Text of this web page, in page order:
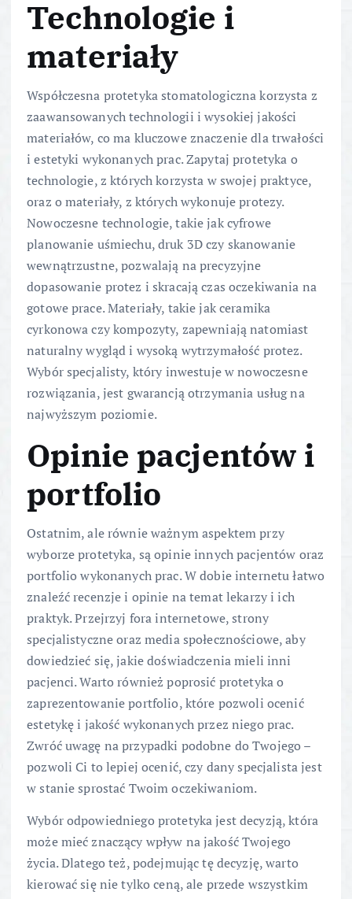
Technologie i
materiały
Współczesna protetyka stomatologiczna korzysta z
zaawansowanych technologii i wysokiej jakości
materiałów, co ma kluczowe znaczenie dla trwałości
i estetyki wykonanych prac. Zapytaj protetyka o
technologie, z których korzysta w swojej praktyce,
oraz o materiały, z których wykonuje protezy.
Nowoczesne technologie, takie jak cyfrowe
planowanie uśmiechu, druk 3D czy skanowanie
wewnątrzustne, pozwalają na precyzyjne
dopasowanie protez i skracają czas oczekiwania na
gotowe prace. Materiały, takie jak ceramika
cyrkonowa czy kompozyty, zapewniają natomiast
naturalny wygląd i wysoką wytrzymałość protez.
Wybór specjalisty, który inwestuje w nowoczesne
rozwiązania, jest gwarancją otrzymania usług na
najwyższym poziomie.
Opinie pacjentów i
portfolio
Ostatnim, ale równie ważnym aspektem przy
wyborze protetyka, są opinie innych pacjentów oraz
portfolio wykonanych prac. W dobie internetu łatwo
znaleźć recenzje i opinie na temat lekarzy i ich
praktyk. Przejrzyj fora internetowe, strony
specjalistyczne oraz media społecznościowe, aby
dowiedzieć się, jakie doświadczenia mieli inni
pacjenci. Warto również poprosić protetyka o
zaprezentowanie portfolio, które pozwoli ocenić
estetykę i jakość wykonanych przez niego prac.
Zwróć uwagę na przypadki podobne do Twojego –
pozwoli Ci to lepiej ocenić, czy dany specjalista jest
w stanie sprostać Twoim oczekiwaniom.
Wybór odpowiedniego protetyka jest decyzją, która
może mieć znaczący wpływ na jakość Twojego
życia. Dlatego też, podejmując tę decyzję, warto
kierować się nie tylko ceną, ale przede wszystkim